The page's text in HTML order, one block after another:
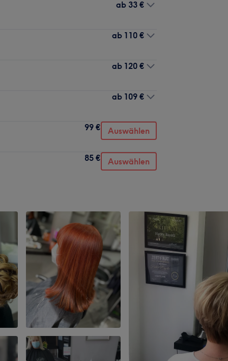
ab 33 €
ab 110 €
ab 120 €
ab 109 €
99 € Auswählen
85 € Auswählen